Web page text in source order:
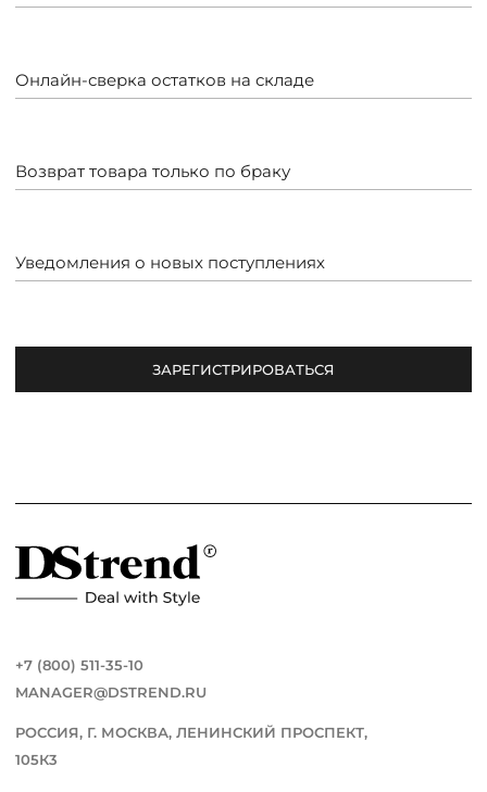
Онлайн-сверка остатков на складе
Возврат товара только по браку
Уведомления о новых поступлениях
ЗАРЕГИСТРИРОВАТЬСЯ
+7 (800) 511-35-10
MANAGER@DSTREND.RU
РОССИЯ, Г. МОСКВА, ЛЕНИНСКИЙ ПРОСПЕКТ,
105К3